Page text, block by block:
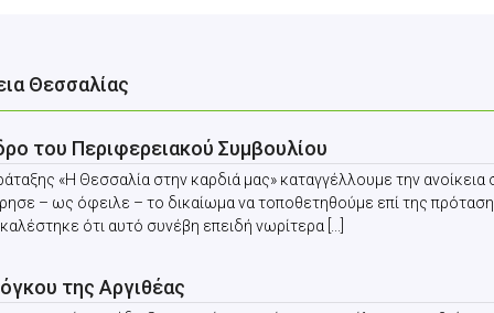
Θεσσαλίας
του Περιφερειακού Συμβουλίου
«Η Θεσσαλία στην καρδιά μας» καταγγέλλουμε την
– ως όφειλε – το δικαίωμα να τοποθετηθούμε επί της
ότι αυτό συνέβη επειδή νωρίτερα [...]
της Αργιθέας